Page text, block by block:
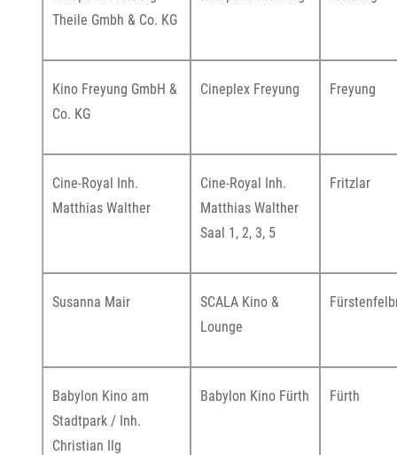
Theile Gmbh & Co. KG
Kino Freyung GmbH &
Co. KG
Cineplex Freyung Freyung
Cine-Royal Inh.
Matthias Walther
Cine-Royal Inh.
Matthias Walther
Saal 1, 2, 3, 5
Fritzlar
Susanna Mair
SCALA Kino &
Lounge
Babylon Kino am
Stadtpark / Inh.
Christian Ilg
Babylon Kino Fürth Fürth